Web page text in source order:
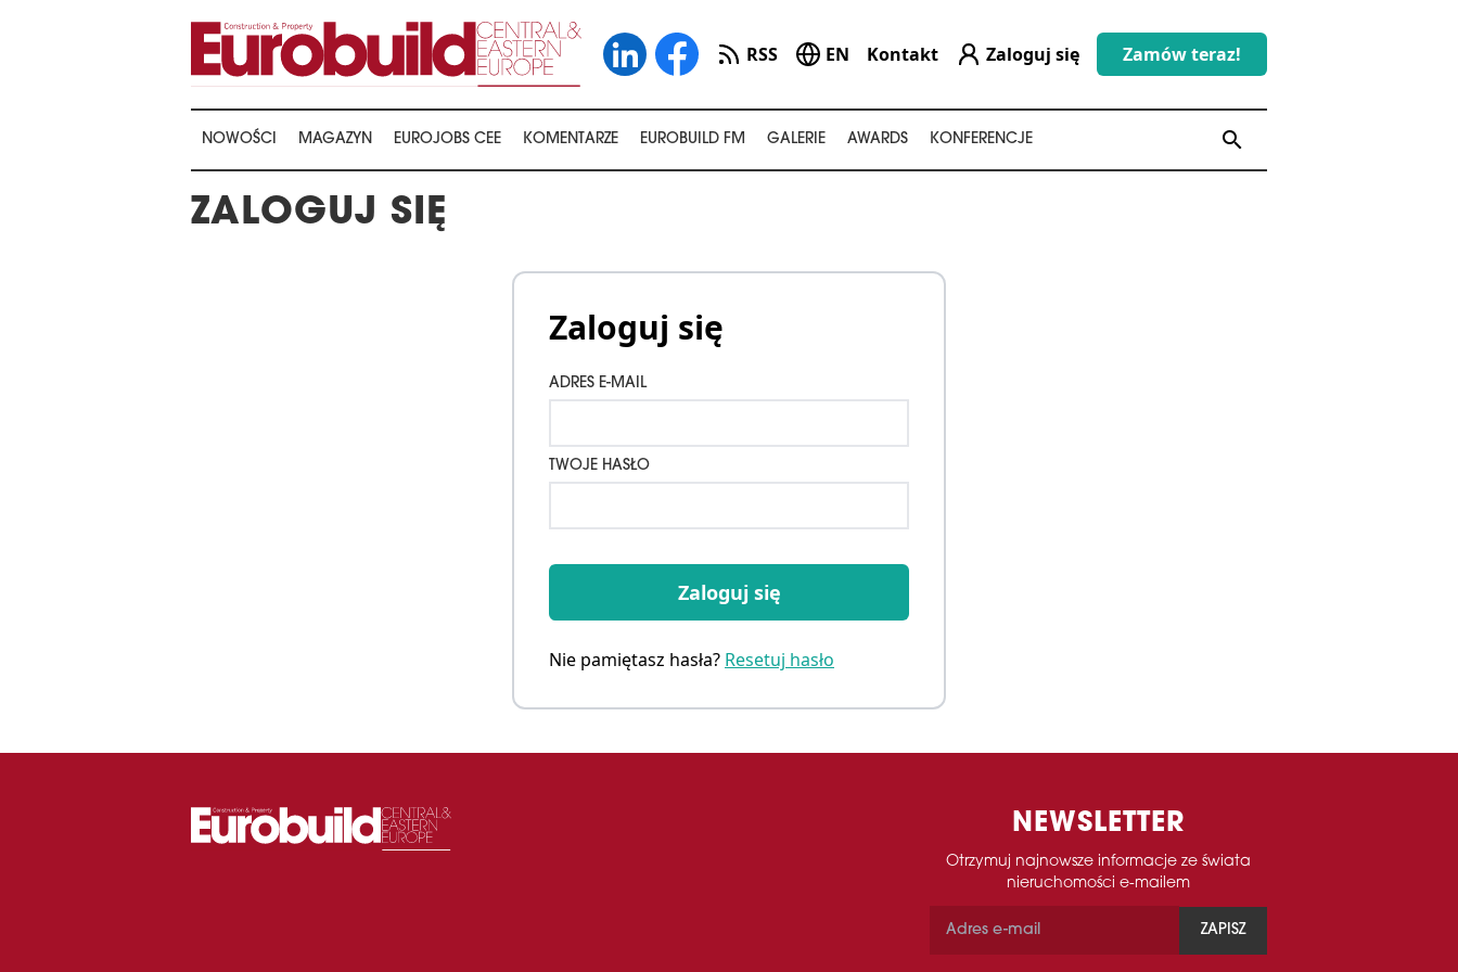
RSS EN Kontakt Zaloguj się Zamów teraz!
NOWOŚCI MAGAZYN EUROJOBS CEE KOMENTARZE EUROBUILD FM GALERIE AWARDS KONFERENCJE search
ZALOGUJ SIĘ
Zaloguj się
ADRES E-MAIL
TWOJE HASŁO
Zaloguj się
Nie pamiętasz hasła? Resetuj hasło
NEWSLETTER
Otrzymuj najnowsze informacje ze świata
nieruchomości e-mailem
ZAPISZ